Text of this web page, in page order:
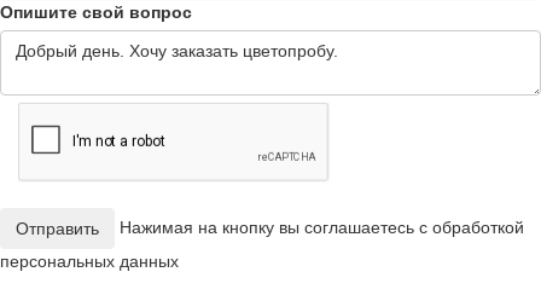
Опишите свой вопрос
Отправить
Нажимая на кнопку вы соглашаетесь с обработкой
персональных данных